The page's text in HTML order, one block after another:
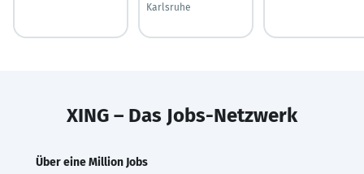
Karlsruhe
XING – Das Jobs-Netzwerk
Über eine Million Jobs